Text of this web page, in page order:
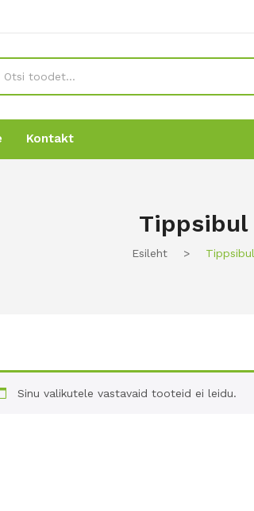
Kontakt
Tippsibul
Esileht > Tippsibul
Sinu valikutele vastavaid tooteid ei leidu.